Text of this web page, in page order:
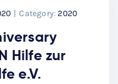
| Category:2020
Hilfe zur
e.V.